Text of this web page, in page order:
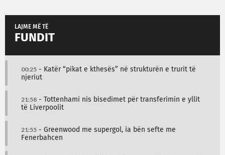
LAJME MË TË
FUNDIT
00:25 - Katër “pikat e kthesës” në strukturën e trurit të
njeriut
21:58 - Tottenhami nis bisedimet për transferimin e yllit
të Liverpoolit
21:55 - Greenwood me supergol, ia bën sefte me
Fenerbahcen